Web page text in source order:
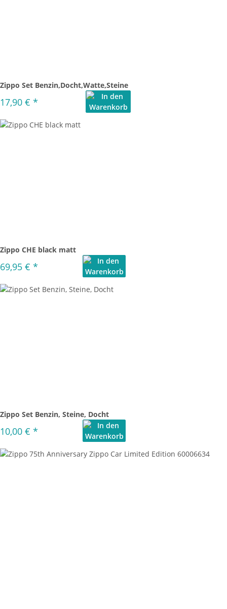
Zippo Set Benzin,Docht,Watte,Steine
17,90 € *
Zippo CHE black matt
69,95 € *
Zippo Set Benzin, Steine, Docht
10,00 € *